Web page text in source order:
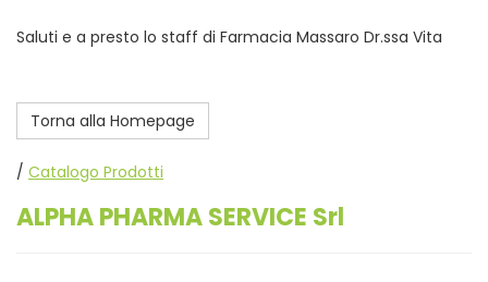
Saluti e a presto lo staff di Farmacia Massaro Dr.ssa Vita
Torna alla Homepage
/ Catalogo Prodotti
ALPHA PHARMA SERVICE Srl